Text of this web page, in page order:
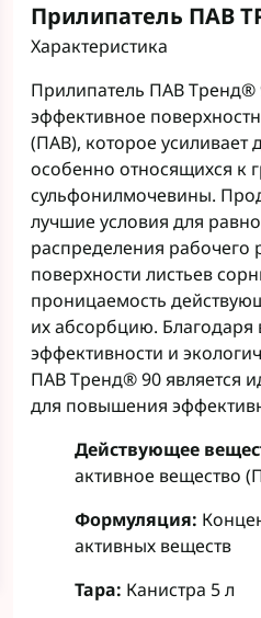
Прилипатель ПАВ
Характеристика
Прилипатель ПАВ Тренд®
эффективное
(ПАВ), которое усиливает
особенно относящихся к
сульфонилмочевины.
лучшие условия для
распределения рабочего
поверхности листьев
проницаемость
их абсорбцию. Благодаря
эффективности и
ПАВ Тренд® 90 является
для повышения
Действующее
активное вещество
Формуляция:
активных веществ
Тара: Канистра 5 л